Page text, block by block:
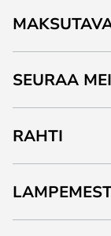
SEURAA
RAHTI